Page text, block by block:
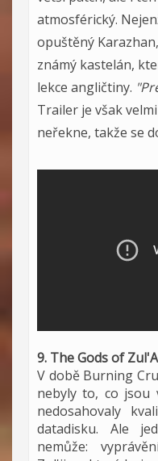
atmosférický.
opuštěný
známý kastelán,
lekce angličtiny.
Trailer je však
neřekne, takže se
9. The Gods of
V době Burning
nebyly to, co jsou
nedosahovaly
datadisku. Ale
nemůže: